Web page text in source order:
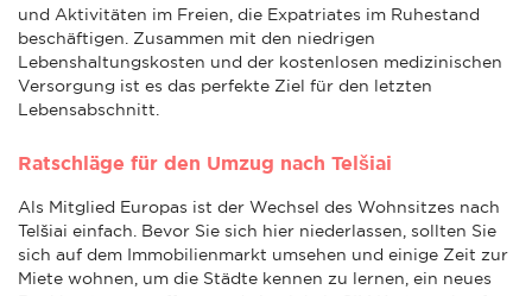
und Aktivitäten im Freien, die Expatriates im Ruhestand
beschäftigen. Zusammen mit den niedrigen
Lebenshaltungskosten und der kostenlosen medizinischen
Versorgung ist es das perfekte Ziel für den letzten
Lebensabschnitt.
Ratschläge für den Umzug nach Telšiai
Als Mitglied Europas ist der Wechsel des Wohnsitzes nach
Telšiai einfach. Bevor Sie sich hier niederlassen, sollten Sie
sich auf dem Immobilienmarkt umsehen und einige Zeit zur
Miete wohnen, um die Städte kennen zu lernen, ein neues